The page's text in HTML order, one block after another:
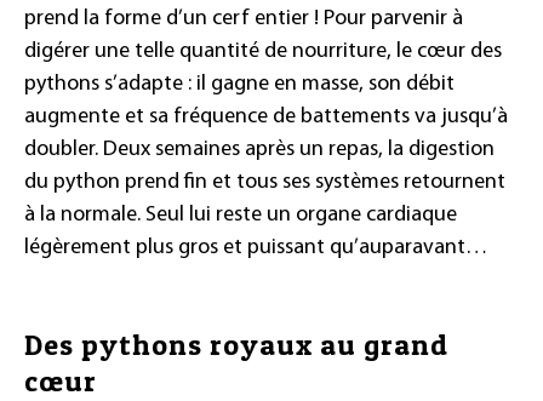
prend la forme d’un cerf entier ! Pour parvenir à
digérer une telle quantité de nourriture, le cœur des
pythons s’adapte : il gagne en masse, son débit
augmente et sa fréquence de battements va jusqu’à
doubler. Deux semaines après un repas, la digestion
du python prend fin et tous ses systèmes retournent
à la normale. Seul lui reste un organe cardiaque
légèrement plus gros et puissant qu’auparavant…
Des pythons royaux au grand
cœur